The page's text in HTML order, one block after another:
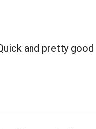
and pretty good